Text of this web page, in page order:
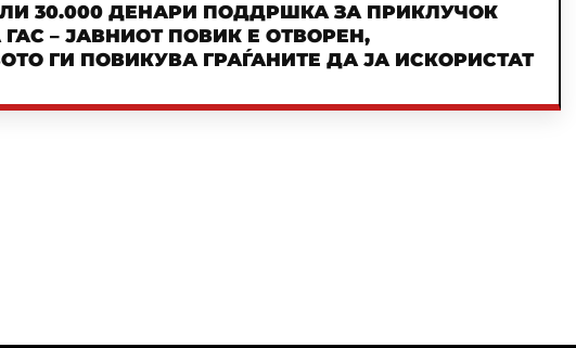
30.000 ДЕНАРИ ПОДДРШКА ЗА ПРИКЛУЧОК
– ЈАВНИОТ ПОВИК Е ОТВОРЕН,
ГИ ПОВИКУВА ГРАЃАНИТЕ ДА ЈА ИСКОРИСТАТ